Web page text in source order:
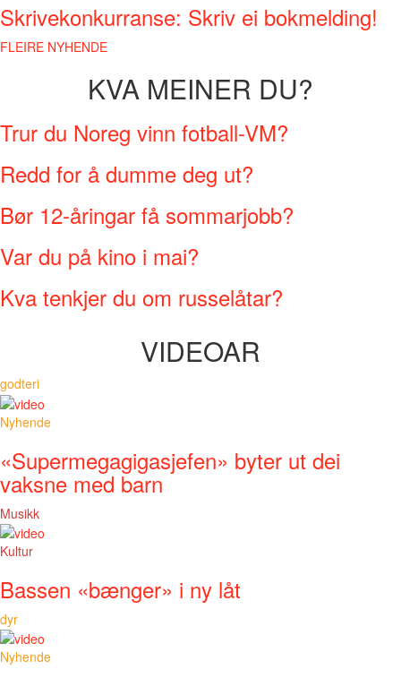
Skrivekonkurranse: Skriv ei bokmelding!
FLEIRE NYHENDE
KVA MEINER DU?
Trur du Noreg vinn fotball-VM?
Redd for å dumme deg ut?
Bør 12-åringar få sommarjobb?
Var du på kino i mai?
Kva tenkjer du om russelåtar?
VIDEOAR
godteri
Nyhende
«Supermegagigasjefen» byter ut dei
vaksne med barn
Musikk
Kultur
Bassen «bænger» i ny låt
dyr
Nyhende